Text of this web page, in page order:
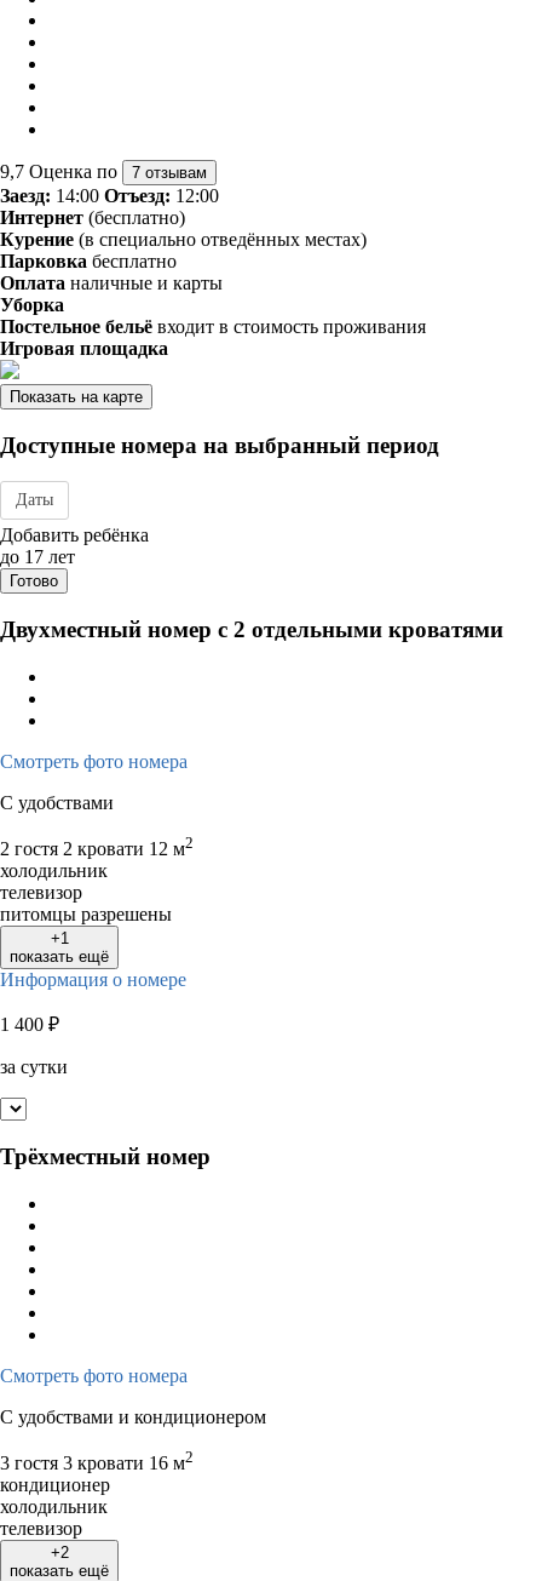
9,7 Оценка по 7 отзывам
Заезд: 14:00 Отъезд: 12:00
Интернет (бесплатно)
Курение (в специально отведённых местах)
Парковка бесплатно
Оплата наличные и карты
Уборка
Постельное бельё входит в стоимость проживания
Игровая площадка
Показать на карте
Доступные номера на выбранный период
Даты
Дата заезда - отъезда
Добавить ребёнка
до 17 лет
Готово
Двухместный номер с 2 отдельными кроватями
Смотреть фото номера
С удобствами
2 гостя 2 кровати 12 м2
холодильник
телевизор
питомцы разрешены
+1
показать ещё
Информация о номере
1 400 ₽
за сутки
Трёхместный номер
Смотреть фото номера
С удобствами и кондиционером
3 гостя 3 кровати 16 м2
кондиционер
холодильник
телевизор
+2
показать ещё